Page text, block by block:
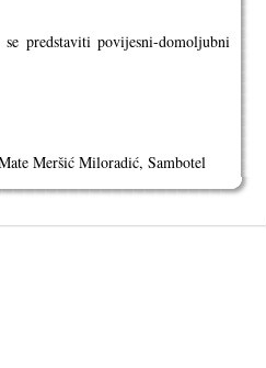
predstaviti povijesni-domoljubni
Meršić Miloradić, Sambotel